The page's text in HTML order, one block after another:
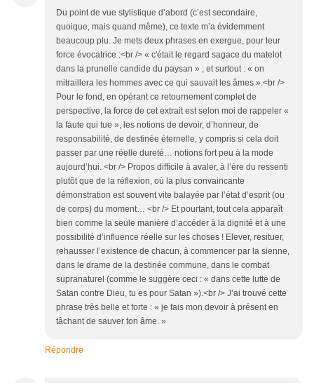
Du point de vue stylistique d’abord (c’est secondaire,
quoique, mais quand même), ce texte m’a évidemment
beaucoup plu. Je mets deux phrases en exergue, pour leur
force évocatrice :<br /> « c'était le regard sagace du matelot
dans la prunelle candide du paysan » ; et surtout : « on
mitraillera les hommes avec ce qui sauvait les âmes ».<br />
Pour le fond, en opérant ce retournement complet de
perspective, la force de cet extrait est selon moi de rappeler «
la faute qui tue », les notions de devoir, d’honneur, de
responsabilité, de destinée éternelle, y compris si cela doit
passer par une réelle dureté… notions fort peu à la mode
aujourd’hui. <br /> Propos difficile à avaler, à l’ère du ressenti
plutôt que de la réflexion, où la plus convaincante
démonstration est souvent vite balayée par l’état d’esprit (ou
de corps) du moment… <br /> Et pourtant, tout cela apparaît
bien comme la seule manière d’accéder à la dignité et à une
possibilité d’influence réelle sur les choses ! Elever, resituer,
rehausser l’existence de chacun, à commencer par la sienne,
dans le drame de la destinée commune, dans le combat
supranaturel (comme le suggère ceci : « dans cette lutte de
Satan contre Dieu, tu es pour Satan »).<br /> J’ai trouvé cette
phrase très belle et forte : « je fais mon devoir à présent en
tâchant de sauver ton âme. »
Répondre